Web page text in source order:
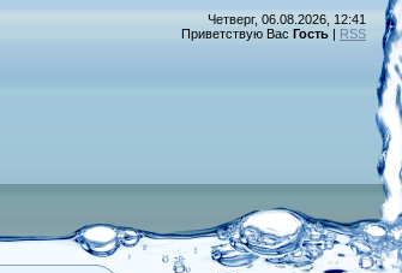
Четверг, 06.08.2026, 12:41
Приветствую Вас Гость | RSS